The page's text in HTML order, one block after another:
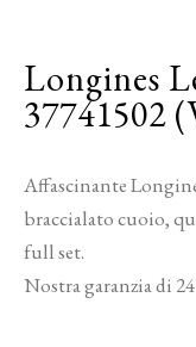
Longines
37741502
Affascinante
braccialato cuoio,
full set.
Nostra garanzia di